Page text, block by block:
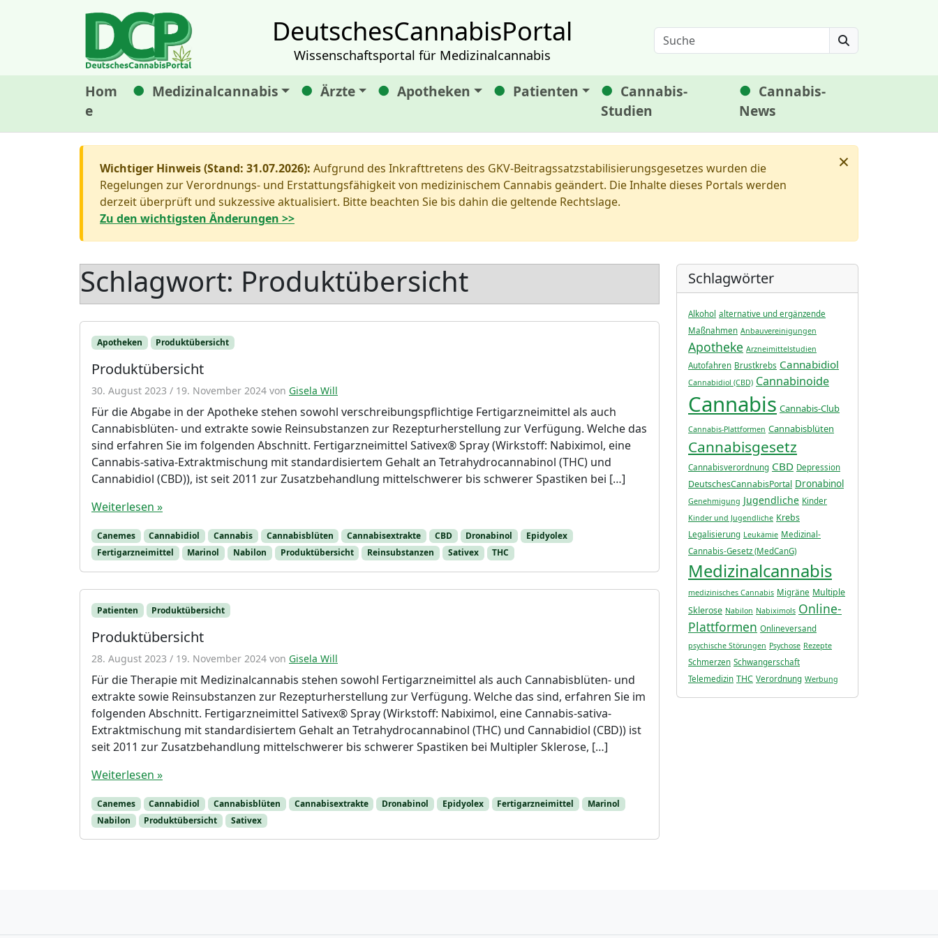
DeutschesCannabisPortal
Wissenschaftsportal für Medizinalcannabis Search
Hom
e
Medizinalcannabis Ärzte Apotheken Patienten
Cannabis-
Studien
Cannabis-
News
×
Wichtiger Hinweis (Stand: 31.07.2026): Aufgrund des Inkrafttretens des GKV-Beitragssatzstabilisierungsgesetzes wurden die
Regelungen zur Verordnungs- und Erstattungsfähigkeit von medizinischem Cannabis geändert. Die Inhalte dieses Portals werden
derzeit überprüft und sukzessive aktualisiert. Bitte beachten Sie bis dahin die geltende Rechtslage.
Zu den wichtigsten Änderungen >>
Schlagwort: Produktübersicht
Apotheken Produktübersicht
Produktübersicht
30. August 2023 / 19. November 2024 von Gisela Will
Für die Abgabe in der Apotheke stehen sowohl verschreibungspflichtige Fertigarzneimittel als auch
Cannabisblüten- und extrakte sowie Reinsubstanzen zur Rezepturherstellung zur Verfügung. Welche das
sind erfahren Sie im folgenden Abschnitt. Fertigarzneimittel Sativex® Spray (Wirkstoff: Nabiximol, eine
Cannabis-sativa-Extraktmischung mit standardisiertem Gehalt an Tetrahydrocannabinol (THC) und
Cannabidiol (CBD)), ist seit 2011 zur Zusatzbehandlung mittelschwerer bis schwerer Spastiken bei […]
Weiterlesen »
Canemes Cannabidiol Cannabis Cannabisblüten Cannabisextrakte CBD Dronabinol
Epidyolex
Fertigarzneimittel
Marinol Nabilon Produktübersicht Reinsubstanzen Sativex THC
Patienten Produktübersicht
Produktübersicht
28. August 2023 / 19. November 2024 von Gisela Will
Für die Therapie mit Medizinalcannabis stehen sowohl Fertigarzneimittel als auch Cannabisblüten- und
extrakte sowie Reinsubstanzen zur Rezepturherstellung zur Verfügung. Welche das sind, erfahren Sie im
folgenden Abschnitt. Fertigarzneimittel Sativex® Spray (Wirkstoff: Nabiximol, eine Cannabis-sativa-
Extraktmischung mit standardisiertem Gehalt an Tetrahydrocannabinol (THC) und Cannabidiol (CBD)) ist
seit 2011 zur Zusatzbehandlung mittelschwerer bis schwerer Spastiken bei Multipler Sklerose, […]
Weiterlesen »
Canemes Cannabidiol Cannabisblüten Cannabisextrakte Dronabinol Epidyolex Fertigarzneimittel
Marinol
Nabilon
Produktübersicht Sativex
Schlagwörter
Alkohol alternative und ergänzende
Maßnahmen Anbauvereinigungen
Apotheke Arzneimittelstudien
Autofahren Brustkrebs Cannabidiol
Cannabidiol (CBD) Cannabinoide
Cannabis Cannabis-Club
Cannabis-Plattformen Cannabisblüten
Cannabisgesetz
Cannabisverordnung CBD Depression
DeutschesCannabisPortal Dronabinol
Genehmigung Jugendliche Kinder
Kinder und Jugendliche Krebs
Legalisierung Leukämie Medizinal-
Cannabis-Gesetz (MedCanG)
Medizinalcannabis
medizinisches Cannabis Migräne Multiple
Sklerose Nabilon Nabiximols Online-
Plattformen Onlineversand
psychische Störungen Psychose Rezepte
Schmerzen Schwangerschaft
Telemedizin THC Verordnung Werbung